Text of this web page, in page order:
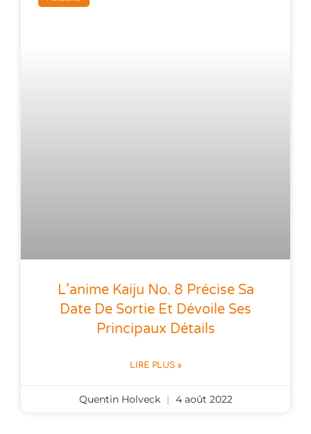
L’anime Kaiju No. 8 Précise Sa
Date De Sortie Et Dévoile Ses
Principaux Détails
LIRE PLUS »
Quentin Holveck 4 août 2022